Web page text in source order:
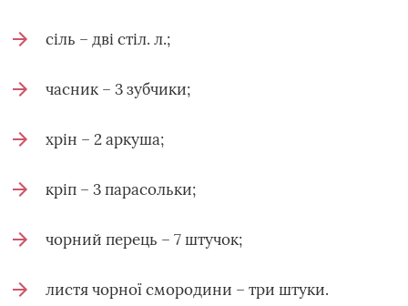
сіль – дві стіл. л.;
часник – 3 зубчики;
хрін – 2 аркуша;
кріп – 3 парасольки;
чорний перець – 7 штучок;
листя чорної смородини – три штуки.